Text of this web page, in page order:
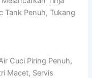
Tank Penuh, Tukang
Cuci Piring Penuh,
Macet, Servis